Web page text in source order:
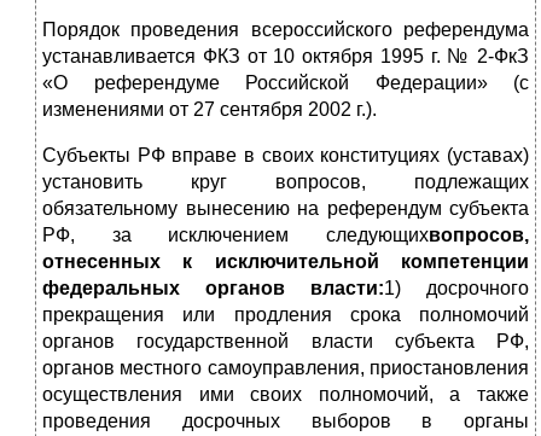
Порядок проведения всероссийского референдума
устанавливается ФКЗ от 10 октября 1995 г. № 2-ФкЗ
«О референдуме Российской Федерации» (с
изменениями от 27 сентября 2002 г.).
Субъекты РФ вправе в своих конституциях (уставах)
установить круг вопросов, подлежащих
обязательному вынесению на референдум субъекта
РФ, за исключением следующихвопросов,
отнесенных к исключительной компетенции
федеральных органов власти:1) досрочного
прекращения или продления срока полномочий
органов государственной власти субъекта РФ,
органов местного самоуправления, приостановления
осуществления ими своих полномочий, а также
проведения досрочных выборов в органы